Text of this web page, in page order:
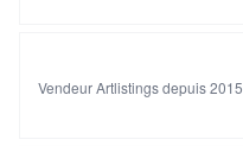
Vendeur Artlistings depuis 2015